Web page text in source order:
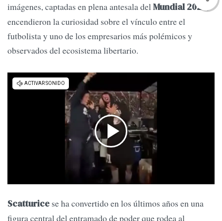
imágenes, captadas en plena antesala delMundial 2026
encendieron la curiosidad sobre el vínculo entre el
futbolista y uno de los empresarios más polémicos y
observados del ecosistema libertario.
Scatturice se ha convertido en los últimos años en una
figura central del entramado de poder que rodea al